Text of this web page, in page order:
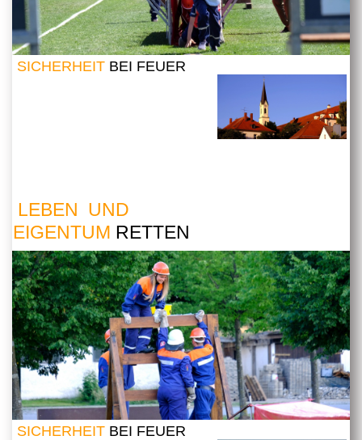
SICHERHEIT BEI FEUER
LEBEN UND
EIGENTUM RETTEN
SICHERHEIT BEI FEUER